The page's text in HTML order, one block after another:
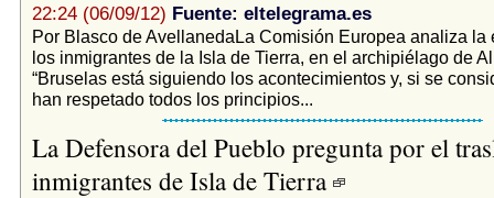
22:24 (06/09/12) Fuente: eltelegrama.es
Por Blasco de AvellanedaLa Comisión Europea analiza la
los inmigrantes de la Isla de Tierra, en el archipiélago de
“Bruselas está siguiendo los acontecimientos y, si se
han respetado todos los principios...
La Defensora del Pueblo pregunta por el
inmigrantes de Isla de Tierra